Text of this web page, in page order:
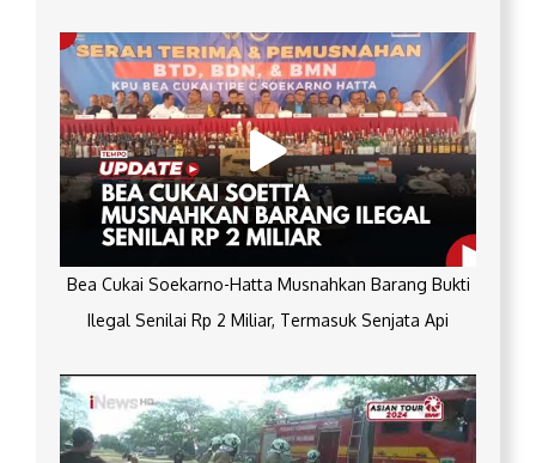
Bea Cukai Soekarno-Hatta Musnahkan Barang Bukti
Ilegal Senilai Rp 2 Miliar, Termasuk Senjata Api